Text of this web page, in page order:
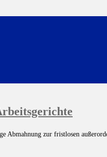
Abmahnung zur fristlosen